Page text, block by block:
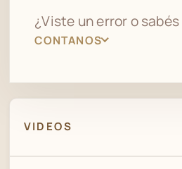
¿Viste un error o
CONTANOS
VIDEOS